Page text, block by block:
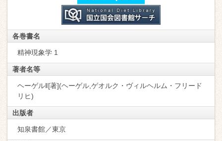
各巻書名
精神現象学 1
著者名等
ヘーゲル‖[著](ヘーゲル,ゲオルク・ヴィルヘルム・フリード
リヒ)
出版者
知泉書館／東京